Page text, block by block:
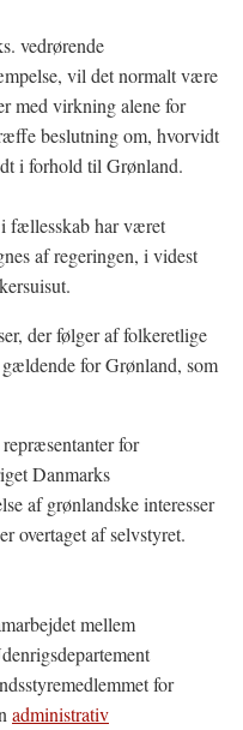
vedrørende
vil det normalt være
med virkning alene for
beslutning om, hvorvidt
i forhold til Grønland.
fællesskab har været
af regeringen, i videst
der følger af folkeretlige
for Grønland, som
for
Danmarks
af grønlandske interesser
overtaget af selvstyret.
mellem
for
administrativ